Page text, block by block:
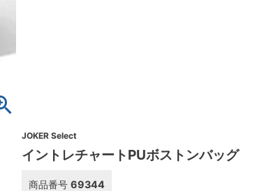
JOKER Select
イントレチャートPUボストンバッグ
商品番号 69344